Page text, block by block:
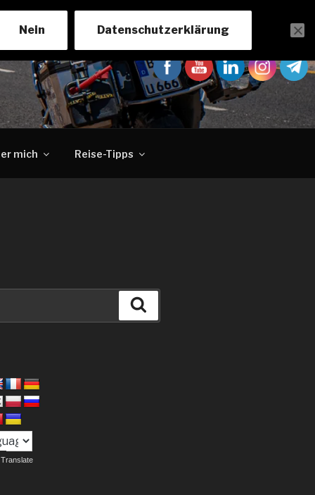
mich Reise-Tipps
Translate
Nein Datenschutzerklärung